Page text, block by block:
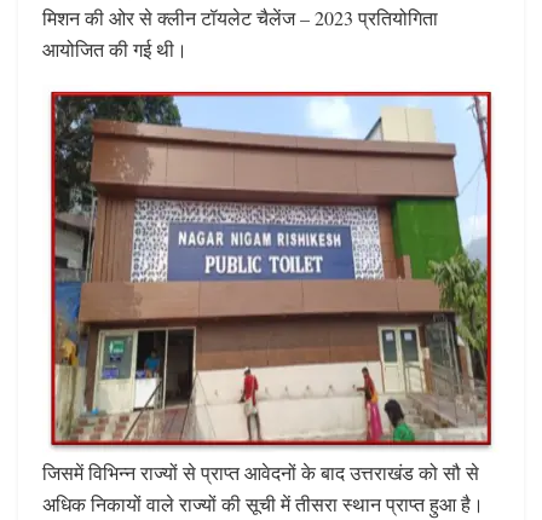
मिशन की ओर से क्लीन टॉयलेट चैलेंज – 2023 प्रतियोगिता
आयोजित की गई थी।
जिसमें विभिन्न राज्यों से प्राप्त आवेदनों के बाद उत्तराखंड को सौ से
अधिक निकायों वाले राज्यों की सूची में तीसरा स्थान प्राप्त हुआ है।